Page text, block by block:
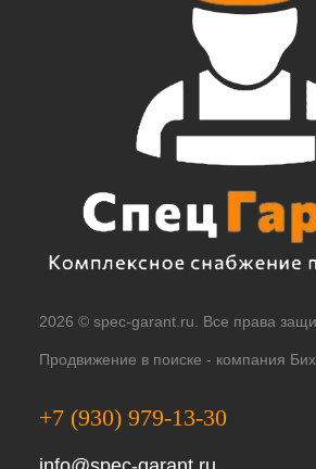
2026 © spec-garant.ru. Все права
Продвижение в поиске - компания
+7 (930) 979-13-30